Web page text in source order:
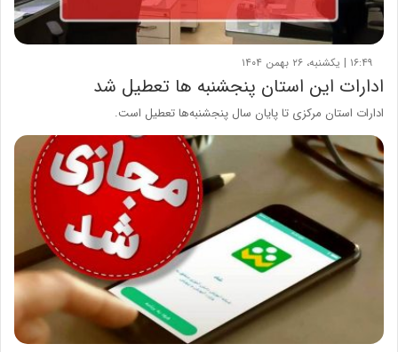
۱۶:۴۹ | یکشنبه، ۲۶ بهمن ۱۴۰۴
ادارات این استان پنجشنبه ها تعطیل شد
ادارات استان مرکزی تا پایان سال پنجشنبه‌ها تعطیل است.